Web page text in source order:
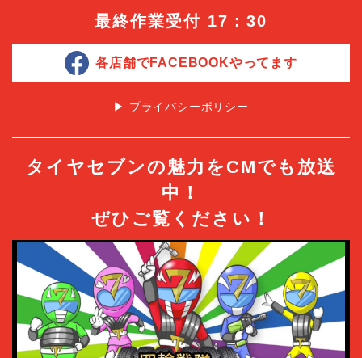
最終作業受付 17：30
各店舗でFACEBOOKやってます
▶︎ プライバシーポリシー
タイヤセブンの魅力をCMでも放送
中！
ぜひご覧ください！